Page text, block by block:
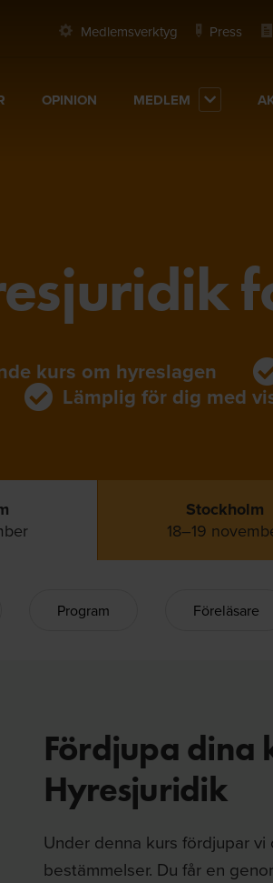
Medlemsverktyg Press
OPINION MEDLEM
kurs om hyreslagen
Lämplig för dig med
Stockholm
18–19
Program Föreläsare
Fördjupa dina
Hyresjuridik
Under denna kurs fördjupar
bestämmelser. Du får en